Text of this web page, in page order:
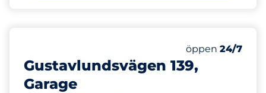
Gustavlundsvägen 139,
Garage
Antal
Totalt antal
Torsdag&nbsp
öppen 24/7